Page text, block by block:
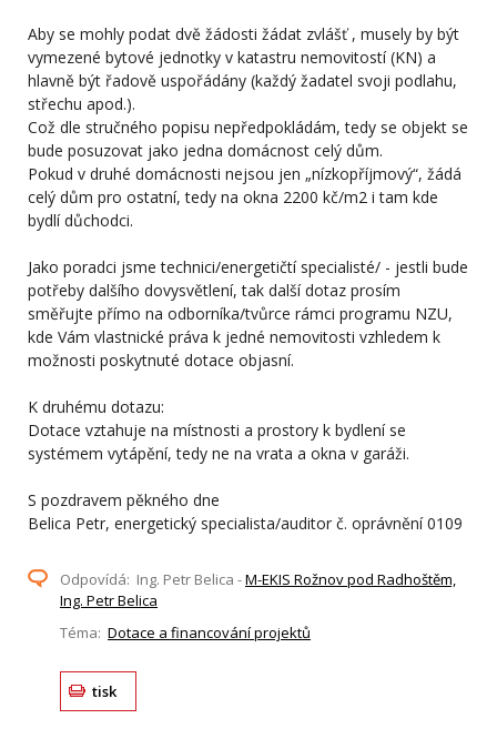
Aby se mohly podat dvě žádosti žádat zvlášť , musely by být
vymezené bytové jednotky v katastru nemovitostí (KN) a
hlavně být řadově uspořádány (každý žadatel svoji podlahu,
střechu apod.).
Což dle stručného popisu nepředpokládám, tedy se objekt se
bude posuzovat jako jedna domácnost celý dům.
Pokud v druhé domácnosti nejsou jen „nízkopříjmový“, žádá
celý dům pro ostatní, tedy na okna 2200 kč/m2 i tam kde
bydlí důchodci.
Jako poradci jsme technici/energetičtí specialisté/ - jestli bude
potřeby dalšího dovysvětlení, tak další dotaz prosím
směřujte přímo na odborníka/tvůrce rámci programu NZU,
kde Vám vlastnické práva k jedné nemovitosti vzhledem k
možnosti poskytnuté dotace objasní.
K druhému dotazu:
Dotace vztahuje na místnosti a prostory k bydlení se
systémem vytápění, tedy ne na vrata a okna v garáži.
S pozdravem pěkného dne
Belica Petr, energetický specialista/auditor č. oprávnění 0109
Odpovídá: Ing. Petr Belica -M-EKIS Rožnov pod Radhoštěm,
Ing. Petr Belica
Téma: Dotace a financování projektů
tisk